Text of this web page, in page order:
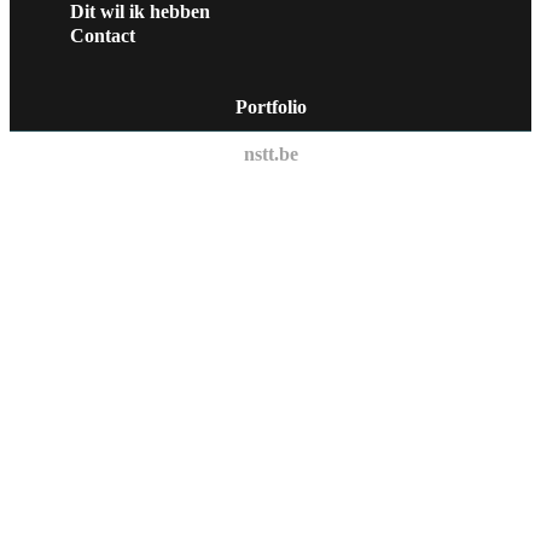
Dit wil ik hebben
Contact
Portfolio
nstt.be